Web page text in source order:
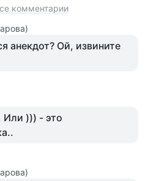
комментарии
анекдот? Ой, извините
Или ))) - это